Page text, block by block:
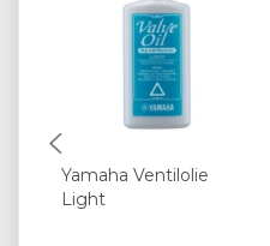
Yamaha Ventilolie
Light